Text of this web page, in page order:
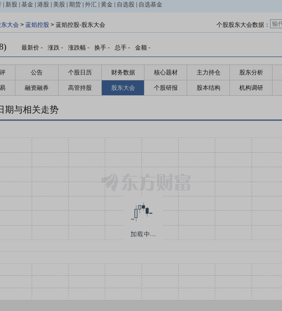
新股 基金 港股 美股 期货 外汇 黄金 自选股 自选基金
东大会 > 蓝焰控股 > 蓝焰控股-股东大会 个股股东大会数据：
最新价 - 涨跌 - 涨跌幅 - 换手 - 总手 - 金额 -
公告 个股日历 财务数据 核心题材 主力持仓 股东分析
融资融券 高管持股 股东大会 个股研报 股本结构 机构调研
期与相关走势